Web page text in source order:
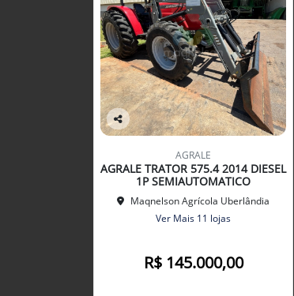
Co
arti
lhe
AGRALE
AGRALE TRATOR 575.4 2014 DIESEL
1P SEMIAUTOMATICO
Maqnelson Agrícola Uberlândia
Ver Mais 11 lojas
R$ 145.000,00